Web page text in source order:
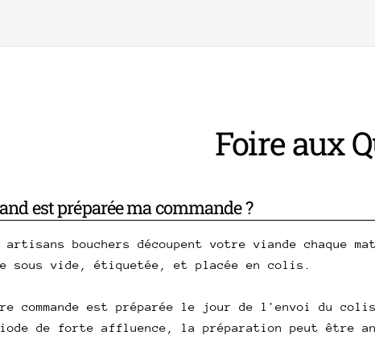
Foire aux
est préparée ma commande ?
artisans bouchers découpent votre viande chaque
sous vide, étiquetée, et placée en colis.
commande est préparée le jour de l'envoi du
de forte affluence, la préparation peut être